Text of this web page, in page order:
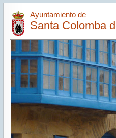
Ayuntamiento de
Santa Colomba